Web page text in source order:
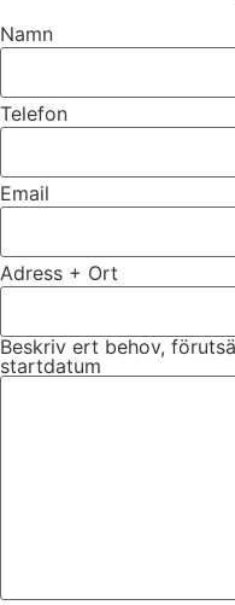
Namn
Telefon
Email
Adress + Ort
Beskriv ert behov,
startdatum